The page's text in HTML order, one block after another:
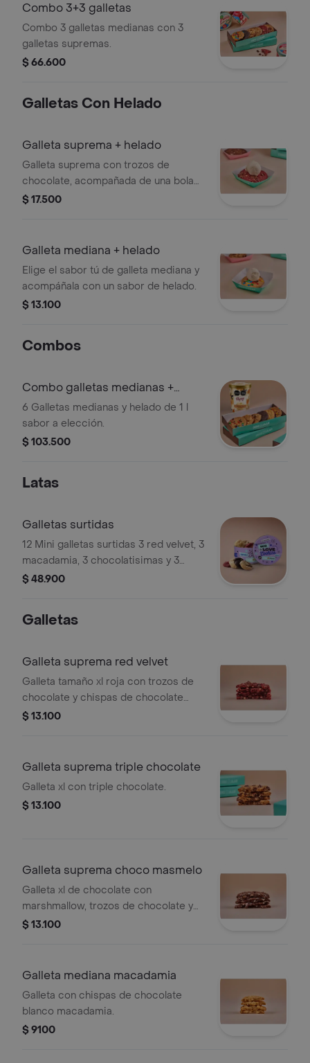
Combo 3+3 galletas
Combo 3 galletas medianas con 3
galletas supremas.
$ 66.600
Galletas Con Helado
Galleta suprema + helado
Galleta suprema con trozos de
chocolate, acompañada de una bola
de helado. Elige el sabor de tu galleta
$ 17.500
Galleta mediana + helado
Elige el sabor tú de galleta mediana y
acompáñala con un sabor de helado.
$ 13.100
Combos
Combo galletas medianas +
helado
6 Galletas medianas y helado de 1 l
sabor a elección.
$ 103.500
Latas
Galletas surtidas
12 Mini galletas surtidas 3 red velvet, 3
macadamia, 3 chocolatisimas y 3
trozos de chocolate.
$ 48.900
Galletas
Galleta suprema red velvet
Galleta tamaño xl roja con trozos de
chocolate y chispas de chocolate
blanco.
$ 13.100
Galleta suprema triple chocolate
Galleta xl con triple chocolate.
$ 13.100
Galleta suprema choco masmelo
Galleta xl de chocolate con
marshmallow, trozos de chocolate y
pedazos de galleta de vainilla.
$ 13.100
Galleta mediana macadamia
Galleta con chispas de chocolate
blanco macadamia.
$ 9100